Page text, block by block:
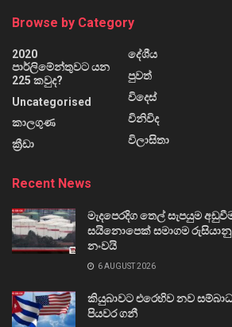
Browse by Category
2020
පාර්ලිමේන්තුවට යන
225 කවුද?
Uncategorised
කාලගුණ
ක්‍රීඩා
දේශීය
පුවත්
විදෙස්
විනිවිද
විලාසිතා
Recent News
මැදපෙරදිග තෙල් සැපයුම
සයිනොපෙක් සමාගම
නංවයි
6 AUGUST 2026
කියුබාවට එරෙහිව නව
පියවර ගනී